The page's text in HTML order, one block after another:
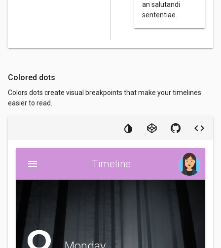
an salutandi
sententiae.
Colored dots
Colors dots create visual breakpoints that make your timelines
easier to read.
Timeline